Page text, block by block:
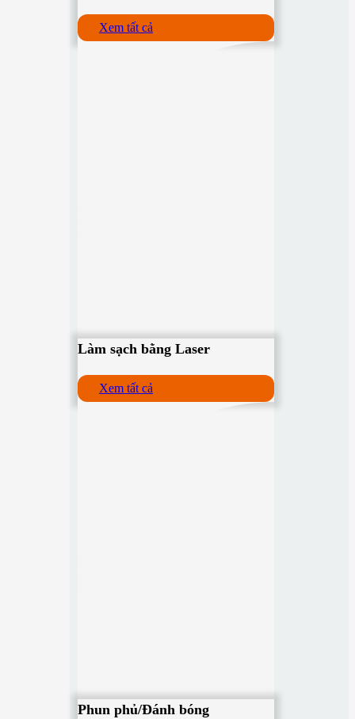
Xem tất cả
Làm sạch bằng Laser
Xem tất cả
Phun phủ/Đánh bóng